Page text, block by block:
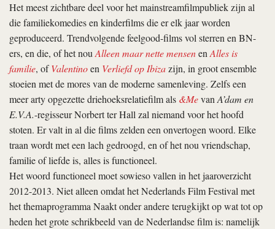
Het meest zichtbare deel voor het mainstreamfilmpubliek zijn al
die familiekomedies en kinderfilms die er elk jaar worden
geproduceerd. Trendvolgende feelgood-films vol sterren en BN-
ers, en die, of het nouAlleen maar nette mensenenAlles is
familie, ofValentinoen Verliefd op Ibizazijn, in groot ensemble
stoeien met de mores van de moderne samenleving. Zelfs een
meer arty opgezette driehoeksrelatiefilm als &MevanA’dam en
E.V.A.-regisseur Norbert ter Hall zal niemand voor het hoofd
stoten. Er valt in al die films zelden een onvertogen woord. Elke
traan wordt met een lach gedroogd, en of het nou vriendschap,
familie of liefde is, alles is functioneel.
Het woord functioneel moet sowieso vallen in het jaaroverzicht
2012-2013. Niet alleen omdat het Nederlands Film Festival met
het themaprogramma Naakt onder andere terugkijkt op wat tot op
heden het grote schrikbeeld van de Nederlandse film is: namelijk